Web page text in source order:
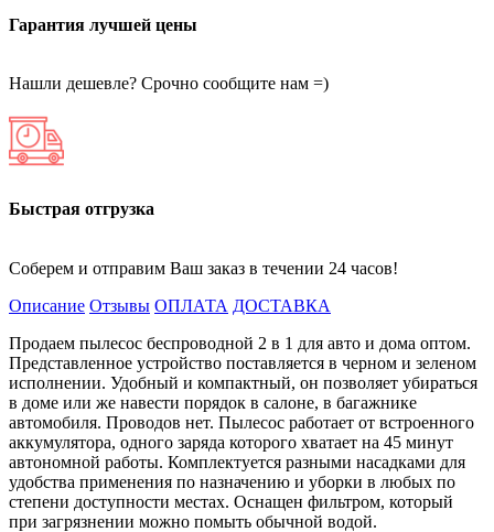
Гарантия лучшей цены
Нашли дешевле? Срочно сообщите нам =)
Быстрая отгрузка
Соберем и отправим Ваш заказ в течении 24 часов!
Описание Отзывы ОПЛАТА ДОСТАВКА
Продаем пылесос беспроводной 2 в 1 для авто и дома оптом.
Представленное устройство поставляется в черном и зеленом
исполнении. Удобный и компактный, он позволяет убираться
в доме или же навести порядок в салоне, в багажнике
автомобиля. Проводов нет. Пылесос работает от встроенного
аккумулятора, одного заряда которого хватает на 45 минут
автономной работы. Комплектуется разными насадками для
удобства применения по назначению и уборки в любых по
степени доступности местах. Оснащен фильтром, который
при загрязнении можно помыть обычной водой.